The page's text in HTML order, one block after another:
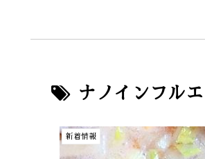
ナノインフル
新着情報